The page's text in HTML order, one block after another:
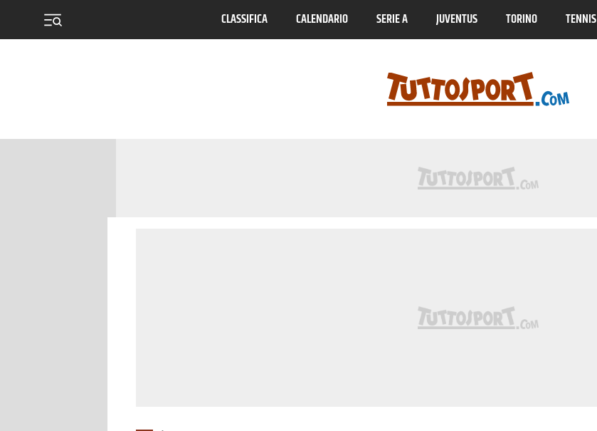
CLASSIFICA CALENDARIO SERIE A JUVENTUS TORINO TENNIS